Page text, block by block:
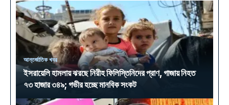
আন্তর্জাতিক খবর
ইসরায়েলি হামলায় ঝরছে নিরীহ ফিলিস্তিনিদের প্রাণ, গাজায় নিহত
৭৩ হাজার ৩৪৯; গভীর হচ্ছে মানবিক সংকট